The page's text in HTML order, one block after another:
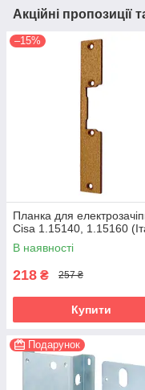
Акційні пропозиції
–15%
Планка для
Cisa 1.15140, 1.15160
В наявності
218 ₴ 257 ₴
Купити
Подарунок